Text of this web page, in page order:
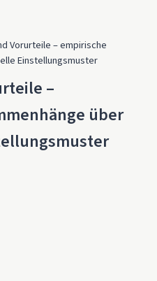
Vorurteile – empirische
Einstellungsmuster
–
über
Zusammenhänge